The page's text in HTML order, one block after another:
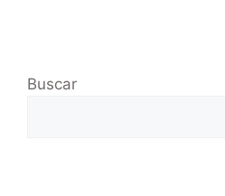
Buscar